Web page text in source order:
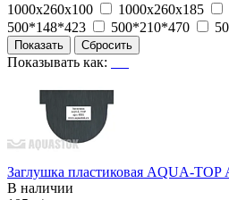
1000x260x100
1000x260x185
500*148*423
500*210*470
Показывать как:
Заглушка пластиковая AQUA-
В наличии